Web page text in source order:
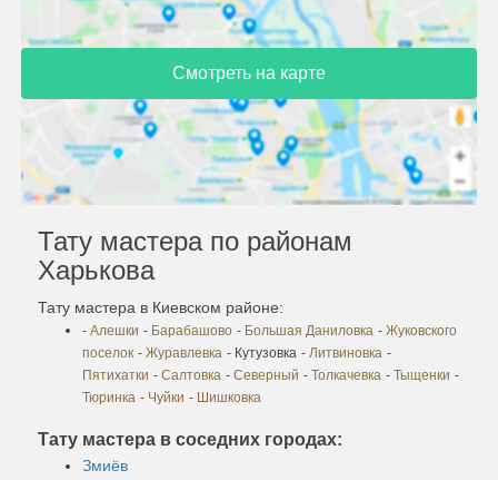
Смотреть на карте
Тату мастера по районам
Харькова
Тату мастера в Киевском районе:
- Алешки - Барабашово - Большая Даниловка - Жуковского
поселок - Журавлевка - Кутузовка - Литвиновка -
Пятихатки - Салтовка - Северный - Толкачевка - Тыщенки -
Тюринка - Чуйки - Шишковка
Тату мастера в соседних городах:
Змиёв